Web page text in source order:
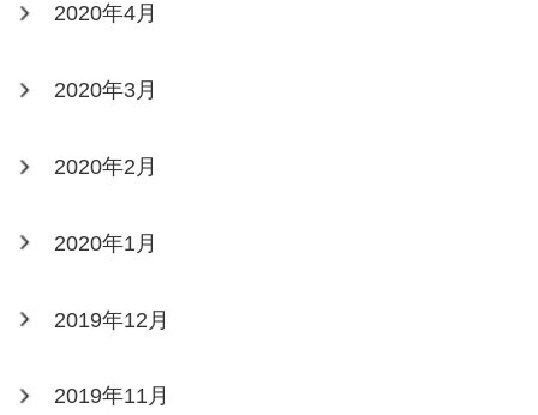
2020年4月
2020年3月
2020年2月
2020年1月
2019年12月
2019年11月